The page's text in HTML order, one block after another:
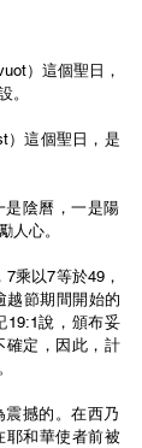
。
人心。
，7乘以7等於49，
越節期間開始的
19:1說，頒布妥
確定，因此，計
耶和華使者前被